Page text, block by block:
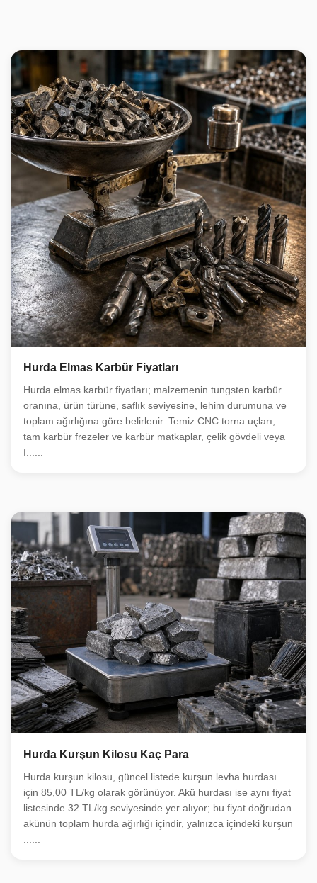
Hurda Elmas Karbür Fiyatları
Hurda elmas karbür fiyatları; malzemenin tungsten karbür
oranına, ürün türüne, saflık seviyesine, lehim durumuna ve
toplam ağırlığına göre belirlenir. Temiz CNC torna uçları,
tam karbür frezeler ve karbür matkaplar, çelik gövdeli veya
f......
Hurda Kurşun Kilosu Kaç Para
Hurda kurşun kilosu, güncel listede kurşun levha hurdası
için 85,00 TL/kg olarak görünüyor. Akü hurdası ise aynı fiyat
listesinde 32 TL/kg seviyesinde yer alıyor; bu fiyat doğrudan
akünün toplam hurda ağırlığı içindir, yalnızca içindeki kurşun